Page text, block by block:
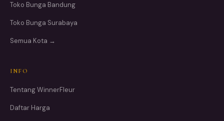
Toko Bunga Bandung
Toko Bunga Surabaya
Semua Kota →
INFO
Tentang WinnerFleur
Daftar Harga